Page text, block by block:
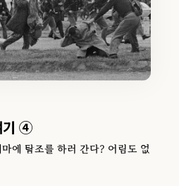
기 ④
에 탐조를 하러 간다? 어림도 없